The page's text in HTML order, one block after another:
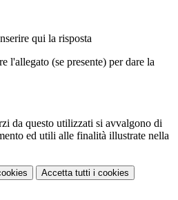
qui la risposta
l'allegato (se presente) per dare la
da questo utilizzati si avvalgono di
ed utili alle finalità illustrate nella
Accetta tutti i cookies